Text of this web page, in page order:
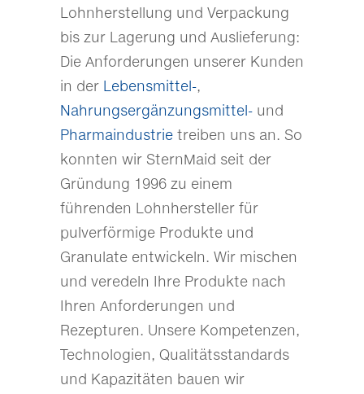
Lohnherstellung und Verpackung
bis zur Lagerung und Auslieferung:
Die Anforderungen unserer Kunden
in der Lebensmittel-,
Nahrungsergänzungsmittel- und
Pharmaindustrie treiben uns an. So
konnten wir SternMaid seit der
Gründung 1996 zu einem
führenden Lohnhersteller für
pulverförmige Produkte und
Granulate entwickeln. Wir mischen
und veredeln Ihre Produkte nach
Ihren Anforderungen und
Rezepturen. Unsere Kompetenzen,
Technologien, Qualitätsstandards
und Kapazitäten bauen wir